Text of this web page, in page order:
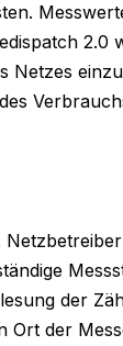
2.0
Netzes
der
Ort der